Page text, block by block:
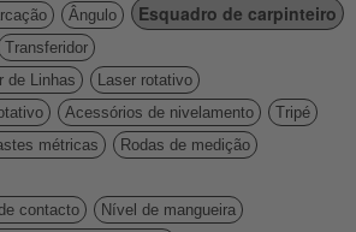
Ângulo Esquadro de carpinteiro
Transferidor
de Linhas
Laser rotativo
Acessórios de nivelamento
Tripé
métricas
Rodas de medição
contacto
Nível de mangueira